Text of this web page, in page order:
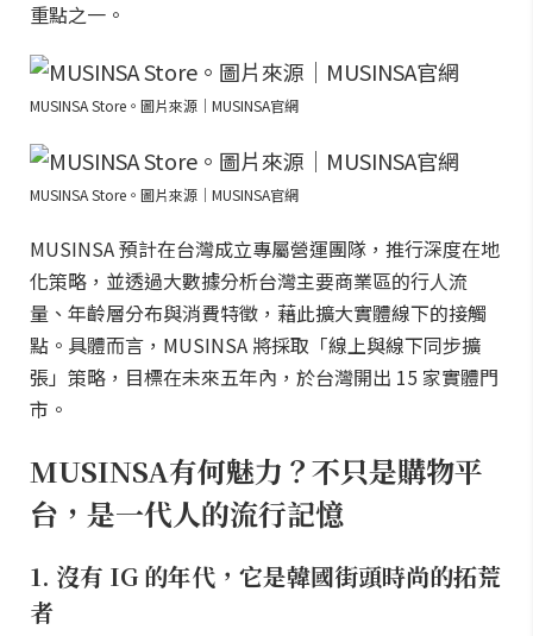
重點之一。
MUSINSA Store。圖片來源｜MUSINSA官網
MUSINSA Store。圖片來源｜MUSINSA官網
MUSINSA 預計在台灣成立專屬營運團隊，推行深度在地
化策略，並透過大數據分析台灣主要商業區的行人流
量、年齡層分布與消費特徵，藉此擴大實體線下的接觸
點。具體而言，MUSINSA 將採取「線上與線下同步擴
張」策略，目標在未來五年內，於台灣開出 15 家實體門
市。
MUSINSA有何魅力？不只是購物平
台，是一代人的流行記憶
1. 沒有 IG 的年代，它是韓國街頭時尚的拓荒
者